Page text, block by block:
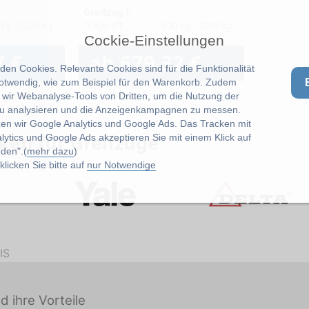
Cockie-Einstellungen
Cookies. Relevante Cookies sind für die Funktionalität
wie zum Beispiel für den Warenkorb. Zudem
Webanalyse-Tools von Dritten, um die Nutzung der
analysieren und die Anzeigenkampagnen zu messen.
wir Google Analytics und Google Ads. Das Tracken mit
und Google Ads akzeptieren Sie mit einem Klick auf
mehr dazu)
Sie bitte auf nur Notwendige
€
Artikel: 9
ab 679,32 €
exkl. 19 % MwSt.
für Greifzüge
ihre Vorteile